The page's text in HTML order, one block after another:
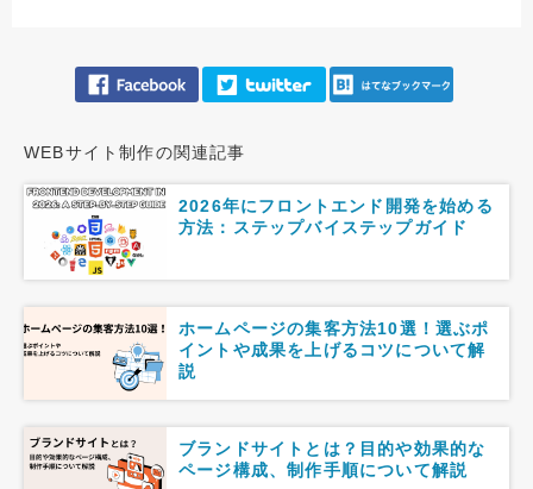
WEBサイト制作の関連記事
2026年にフロントエンド開発を始める
方法：ステップバイステップガイド
ホームページの集客方法10選！選ぶポ
イントや成果を上げるコツについて解
説
ブランドサイトとは？目的や効果的な
ページ構成、制作手順について解説